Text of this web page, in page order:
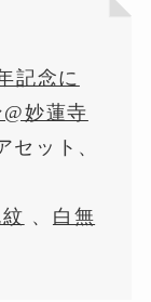
記念に
妙蓮寺
セット、
、 白無